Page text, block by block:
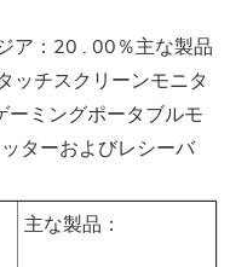
ア：20 . 00％主な製品
ッチスクリーンモニタ
ーミングポータブルモ
ターおよびレシーバ
主な製品：